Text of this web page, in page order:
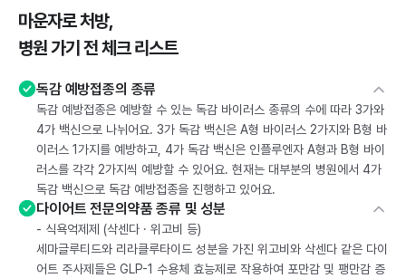
마운자로 처방,
병원 가기 전 체크 리스트
독감 예방접종의 종류
독감 예방접종은 예방할 수 있는 독감 바이러스 종류의 수에 따라 3가와
4가 백신으로 나뉘어요. 3가 독감 백신은 A형 바이러스 2가지와 B형 바
이러스 1가지를 예방하고, 4가 독감 백신은 인플루엔자 A형과 B형 바이
러스를 각각 2가지씩 예방할 수 있어요. 현재는 대부분의 병원에서 4가
독감 백신으로 독감 예방접종을 진행하고 있어요.
다이어트 전문의약품 종류 및 성분
- 식욕억제제 (삭센다 · 위고비 등)
세마글루티드와 리라클루타이드 성분을 가진 위고비와 삭센다 같은 다이
어트 주사제들은 GLP-1 수용체 효능제로 작용하여 포만감 및 팽만감 증